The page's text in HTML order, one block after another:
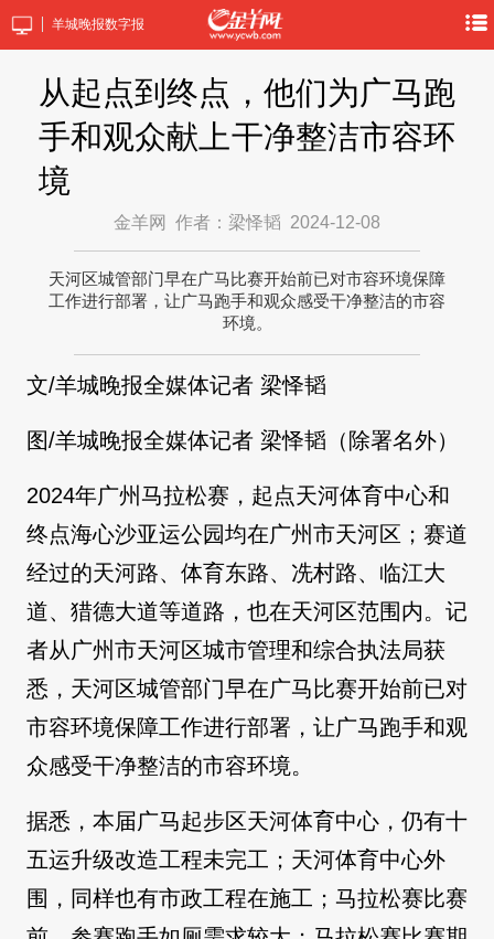
羊城晚报数字报
从起点到终点，他们为广马跑
手和观众献上干净整洁市容环
境
金羊网 作者：梁怿韬 2024-12-08
天河区城管部门早在广马比赛开始前已对市容环境保障
工作进行部署，让广马跑手和观众感受干净整洁的市容
环境。
文/羊城晚报全媒体记者 梁怿韬
图/羊城晚报全媒体记者 梁怿韬（除署名外）
2024年广州马拉松赛，起点天河体育中心和
终点海心沙亚运公园均在广州市天河区；赛道
经过的天河路、体育东路、冼村路、临江大
道、猎德大道等道路，也在天河区范围内。记
者从广州市天河区城市管理和综合执法局获
悉，天河区城管部门早在广马比赛开始前已对
市容环境保障工作进行部署，让广马跑手和观
众感受干净整洁的市容环境。
据悉，本届广马起步区天河体育中心，仍有十
五运升级改造工程未完工；天河体育中心外
围，同样也有市政工程在施工；马拉松赛比赛